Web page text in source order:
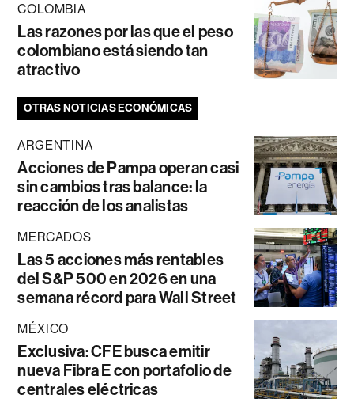
COLOMBIA
Las razones por las que el peso
colombiano está siendo tan
atractivo
OTRAS NOTICIAS ECONÓMICAS
ARGENTINA
Acciones de Pampa operan casi
sin cambios tras balance: la
reacción de los analistas
MERCADOS
Las 5 acciones más rentables
del S&P 500 en 2026 en una
semana récord para Wall Street
MÉXICO
Exclusiva: CFE busca emitir
nueva Fibra E con portafolio de
centrales eléctricas